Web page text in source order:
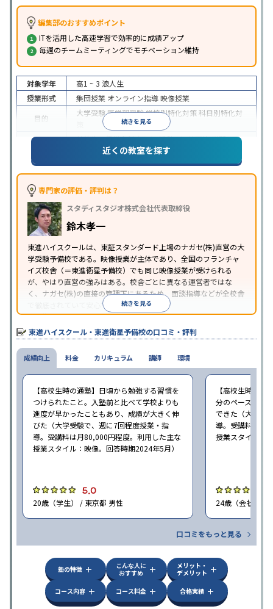
編集部のおすすめポイント
ITを活用した高速学習で効率的に成績アップ
毎週のチームミーティングでモチベーション維持
続きを見る
対象学年 高1 ~ 3 浪人生
授業形式
集団授業 オンライン指導映像授業
目的
大学受験医学部受験学校別特化対策科目別特化対
特待生・奨学金制度あり授業の振替可能学習に
PC・タブレットを利用1科目から受講可能
習のみの受講可
※2024年6月調査。大学受験塾・予備校のアンケート調査方法を参照
近くの教室を探す
専門家の評価・評判は？
スタディスタジオ株式会社代表取締役
鈴木孝一
東進ハイスクールは、東証スタンダード上場のナガセ(株)直営の大
学受験予備校である。映像授業が主体であり、全国のフランチャ
イズ校舎（＝東進衛星予備校）でも同じ映像授業が受けられる
が、やはり直営の強みはある。校舎ごとに異なる運営者ではな
く、ナガセ(株)の直接の管理下にあるため、面談指導などが全校舎
で徹底されていて安心できる。
東進衛星予備校は、運営会社により指導方針や校舎のルールが異
なる。体験授業では、授業のみで判断するのではなく、担当者や
校舎雰囲気、校舎での合格実績などを確認すると良いだろう。
続きを見る
東進ハイスクール・東進衛星予備校の口コミ・評判
成績向上
【高校生時の通塾】日頃から勉強する習慣を
つけられたこと。入塾前と比べて学校よりも
進度が早かったこともあり、成績が大きく伸
びた（大学受験で、週に7回程度授業・指
導。受講料は月80,000円程度。利用した主な
授業スタイル：映像。回答時期2024年5月）
5.0
20歳（学生） / 東京都 男性
【高校生時の通
分のペースで進
できた（大学受
導。受講料は月
授業スタイル：
24歳（会社員<
口コミをもっと見る
料金 カリキュラム 講師 環境
塾の特徴
こんな人に
おすすめ
メリット・
デメリット
コース内容
コース料金 合格実績